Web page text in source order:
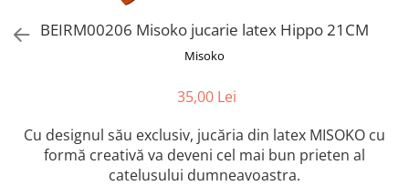
Platinum
Jucarii
BEIRM00206 Misoko jucarie latex Hippo 21CM
Misoko
35,00 Lei
Cu designul său exclusiv, jucăria din latex MISOKO cu
formă creativă va deveni cel mai bun prieten al
catelusului dumneavoastra.